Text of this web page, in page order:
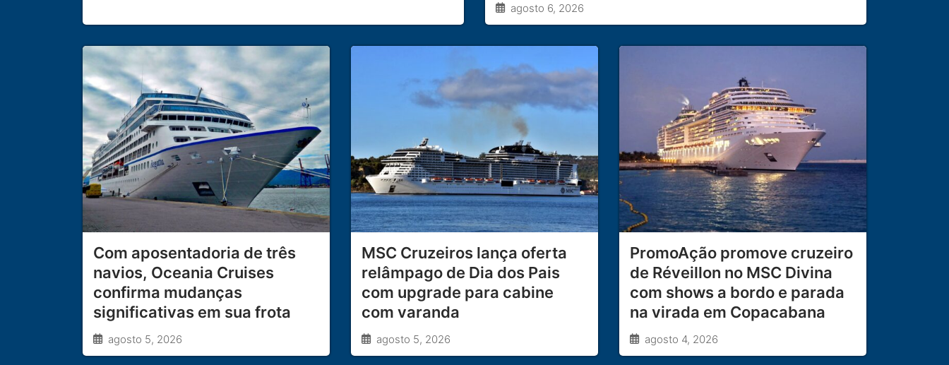
agosto 6, 2026
Com aposentadoria de três
navios, Oceania Cruises
confirma mudanças
significativas em sua frota
agosto 5, 2026
MSC Cruzeiros lança oferta
relâmpago de Dia dos Pais
com upgrade para cabine
com varanda
agosto 5, 2026
PromoAção promove cruzeiro
de Réveillon no MSC Divina
com shows a bordo e parada
na virada em Copacabana
agosto 4, 2026